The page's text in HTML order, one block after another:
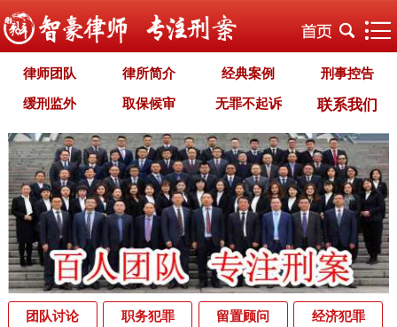
律师团队 律所简介 经典案例 刑事控告
缓刑监外 取保候审 无罪不起诉 联系我们
职务犯罪 经济犯罪 毒品犯罪 罪名专题
智豪文化 自首立功 首席律师致辞 智豪视野
刑罚种类 刑事法规 犯罪释义 刑事知识
法律援助 刑事资讯 刑事文书 案件动态
辩护词集 常见问题 办理中的案件 业务范围
为什么选择智豪 办案机关 中国法律讲堂 辨别伪专业
罪名解析库 网站地图
团队讨论 职务犯罪 留置顾问 经济犯罪